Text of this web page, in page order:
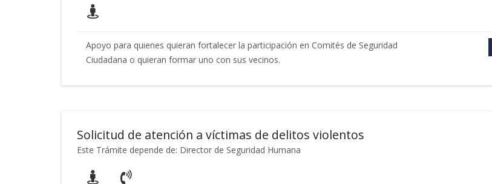
Apoyo para quienes quieran fortalecer la participación en Comités de Seguridad
Ciudadana o quieran formar uno con sus vecinos.
Solicitud de atención a víctimas de delitos violentos
Este Trámite depende de: Director de Seguridad Humana